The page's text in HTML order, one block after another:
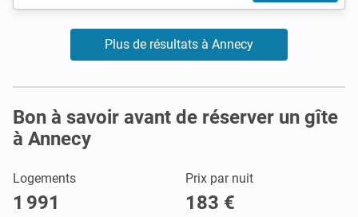
Plus de résultats à Annecy
Bon à savoir avant de réserver un gîte
à Annecy
Logements
1 991
Prix par nuit
183 €